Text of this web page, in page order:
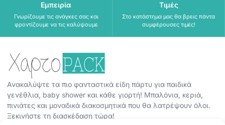
Εμπειρία
Γνωρίζουμε τις ανάγκες σας και
φροντίζουμε να τις καλύψουμε
Τιμές
Στο κατάστημα μας θα βρεις πάντα
συμφέρουσες τιμές!
Ανακαλύψτε τα πιο φανταστικά είδη πάρτυ για παιδικά
γενέθλια, baby shower και κάθε γιορτή! Μπαλόνια, κεριά,
πινιάτες και μοναδικά διακοσμητικά που θα λατρέψουν όλοι.
Ξεκινήστε τη διασκέδαση τώρα!